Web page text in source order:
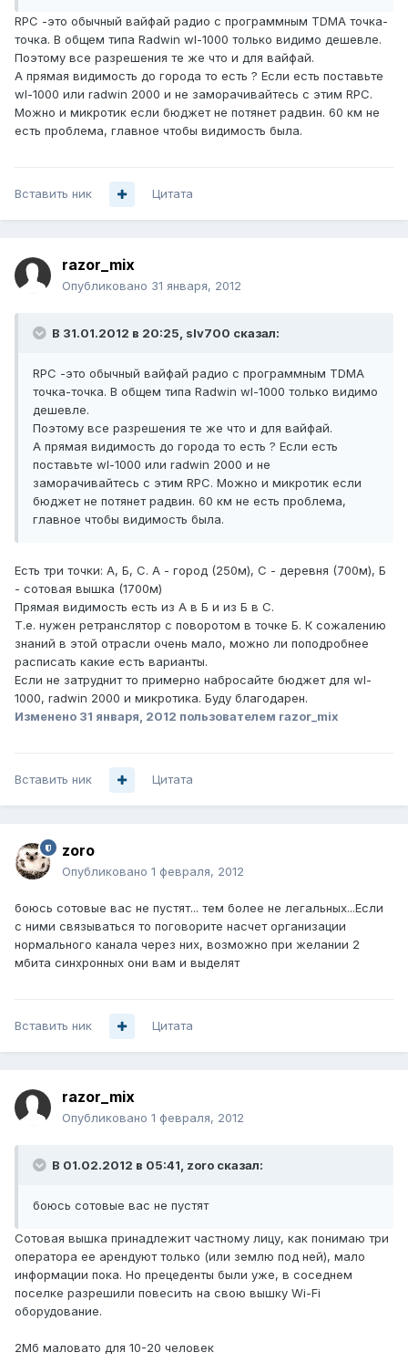
RPC -это обычный вайфай радио с программным TDMA точка-
точка. В общем типа Radwin wl-1000 только видимо дешевле.
Поэтому все разрешения те же что и для вайфай.
А прямая видимость до города то есть ? Если есть поставьте
wl-1000 или radwin 2000 и не заморачивайтесь с этим RPC.
Можно и микротик если бюджет не потянет радвин. 60 км не
есть проблема, главное чтобы видимость была.
Вставить ник Цитата
razor_mix
Опубликовано 31 января, 2012
В 31.01.2012 в 20:25, slv700 сказал:
RPC -это обычный вайфай радио с программным TDMA
точка-точка. В общем типа Radwin wl-1000 только видимо
дешевле.
Поэтому все разрешения те же что и для вайфай.
А прямая видимость до города то есть ? Если есть
поставьте wl-1000 или radwin 2000 и не
заморачивайтесь с этим RPC. Можно и микротик если
бюджет не потянет радвин. 60 км не есть проблема,
главное чтобы видимость была.
Есть три точки: А, Б, С. А - город (250м), С - деревня (700м), Б
- сотовая вышка (1700м)
Прямая видимость есть из А в Б и из Б в С.
Т.е. нужен ретранслятор с поворотом в точке Б. К сожалению
знаний в этой отрасли очень мало, можно ли поподробнее
расписать какие есть варианты.
Если не затруднит то примерно набросайте бюджет для wl-
1000, radwin 2000 и микротика. Буду благодарен.
Изменено 31 января, 2012 пользователем razor_mix
Вставить ник Цитата
zoro
Опубликовано 1 февраля, 2012
боюсь сотовые вас не пустят... тем более не легальных...Если
с ними связываться то поговорите насчет организации
нормального канала через них, возможно при желании 2
мбита синхронных они вам и выделят
Вставить ник Цитата
razor_mix
Опубликовано 1 февраля, 2012
В 01.02.2012 в 05:41, zoro сказал:
боюсь сотовые вас не пустят
Сотовая вышка принадлежит частному лицу, как понимаю три
оператора ее арендуют только (или землю под ней), мало
информации пока. Но прецеденты были уже, в соседнем
поселке разрешили повесить на свою вышку Wi-Fi
оборудование.
2Мб маловато для 10-20 человек